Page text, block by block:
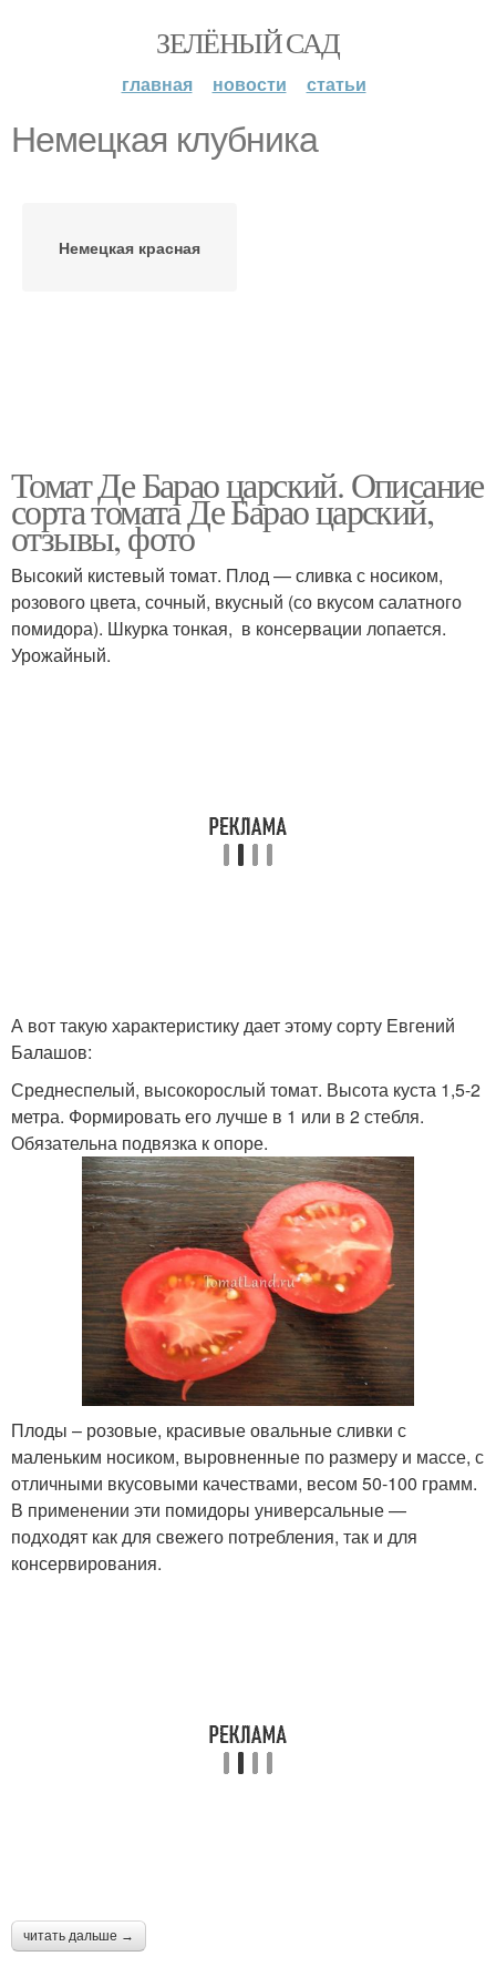
ЗЕЛЁНЫЙ САД
главная новости статьи
Немецкая клубника
Немецкая красная
Томат Де Барао царский. Описание
сорта томата Де Барао царский,
отзывы, фото
Высокий кистевый томат. Плод — сливка с носиком,
розового цвета, сочный, вкусный (со вкусом салатного
помидора). Шкурка тонкая, в консервации лопается.
Урожайный.
А вот такую характеристику дает этому сорту Евгений
Балашов:
Средне­спелый, высокорослый томат. Высота куста 1,5-2
метра. Формировать его лучше в 1 или в 2 стебля.
Обязательна подвязка к опоре.
Плоды – розовые, красивые овальные сливки с
маленьким носиком, выровнен­ные по размеру и массе, с
отличными вкусо­выми качества­ми, весом 50-100 грамм.
В применении эти помидоры универсальные —
подходят как для свежего потребления, так и для
консервирования.
читать дальше →